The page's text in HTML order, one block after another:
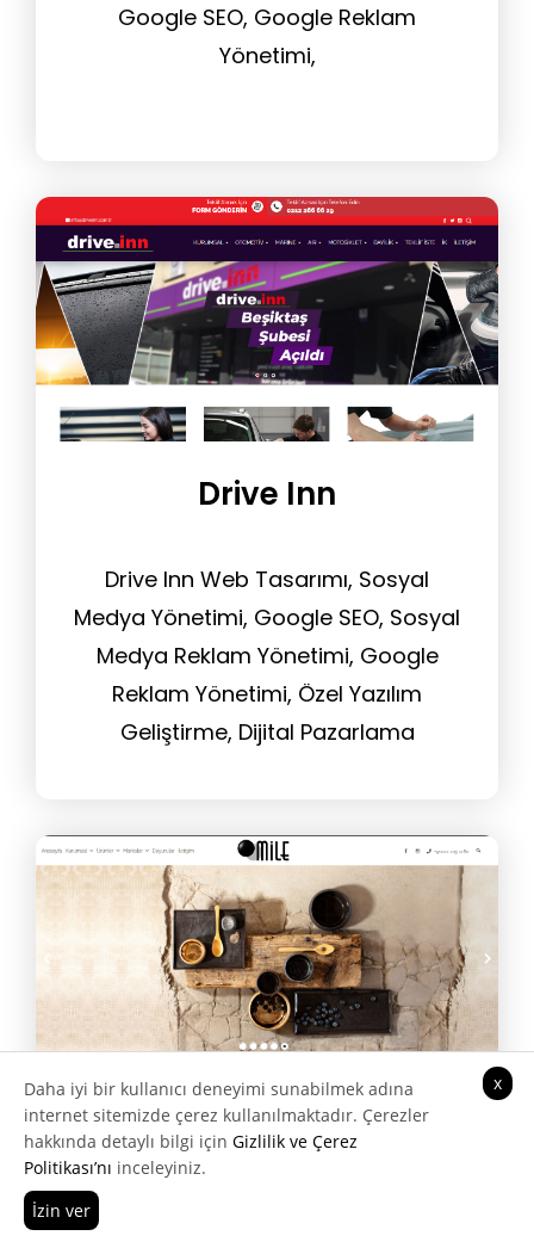
Hemen Ara
Google SEO, Google Reklam
Yönetimi,
Drive Inn
Drive Inn Web Tasarımı, Sosyal
Medya Yönetimi, Google SEO, Sosyal
Medya Reklam Yönetimi, Google
Reklam Yönetimi, Özel Yazılım
Geliştirme, Dijital Pazarlama
Mile Mutfak
Daha iyi bir kullanıcı deneyimi sunabilmek adına
internet sitemizde çerez kullanılmaktadır. Çerezler
hakkında detaylı bilgi için Gizlilik ve Çerez
Politikası’nı inceleyiniz.
İzin ver
x